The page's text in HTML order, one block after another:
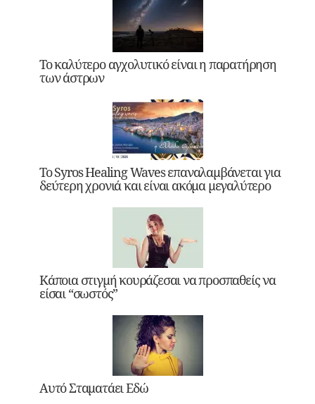
Το καλύτερο αγχολυτικό είναι η παρατήρηση
των άστρων
Το Syros Healing Waves επαναλαμβάνεται για
δεύτερη χρονιά και είναι ακόμα μεγαλύτερο
Κάποια στιγμή κουράζεσαι να προσπαθείς να
είσαι “σωστός”
Αυτό Σταματάει Εδώ